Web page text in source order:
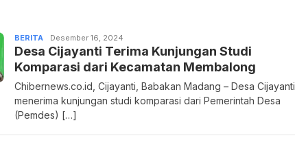
BERITA Admin
Desember 16, 2024
Desa Cijayanti Terima Kunjungan Studi
Komparasi dari Kecamatan Membalong
Chibernews.co.id, Cijayanti, Babakan Madang – Desa Cijayanti
menerima kunjungan studi komparasi dari Pemerintah Desa
(Pemdes) […]